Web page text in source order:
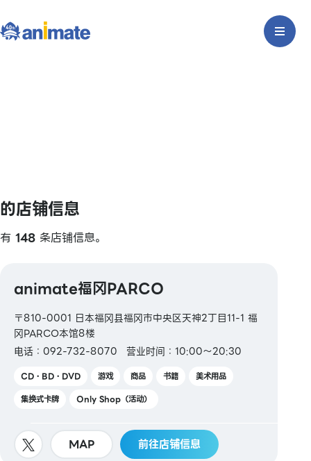
的店铺信息
有 148 条店铺信息。
animate福冈PARCO
〒810-0001 日本福冈县福冈市中央区天神2丁目11-1 福
冈PARCO本馆8楼
电话：092-732-8070
营业时间：10:00～20:30
CD・BD・DVD 游戏 商品 书籍
美术用品
集换式卡牌
Only Shop（活动）
MAP 前往店铺信息